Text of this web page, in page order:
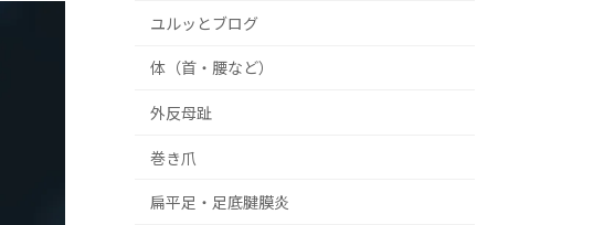
ユルッとブログ
体（首・腰など）
外反母趾
巻き爪
扁平足・足底腱膜炎